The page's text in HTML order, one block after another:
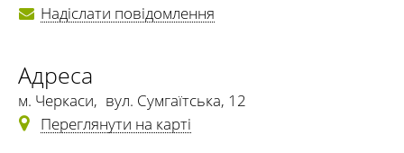
Надіслати повідомлення
Адреса
м. Черкаси, вул. Сумгаїтська, 12
Переглянути на карті